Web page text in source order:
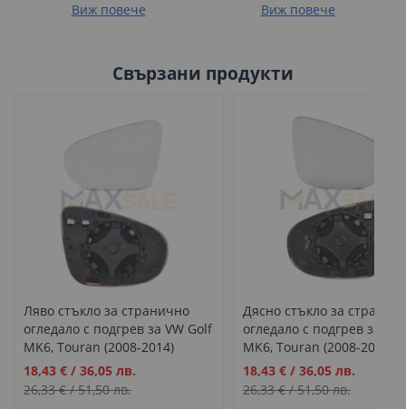
Виж повече
Виж повече
Свързани продукти
Ляво стъкло за странично
огледало с подгрев за VW Golf
MK6, Touran (2008-2014)
Промо
цена
18,43 € / 36,05 лв.
26,33 €/51,50 лв.
Дясно стъкло за
огледало с подгрев за
MK6, Touran (2008-2014)
Промо
цена
18,43 €/ 36,05 лв.
26,33 €/51,50 лв.